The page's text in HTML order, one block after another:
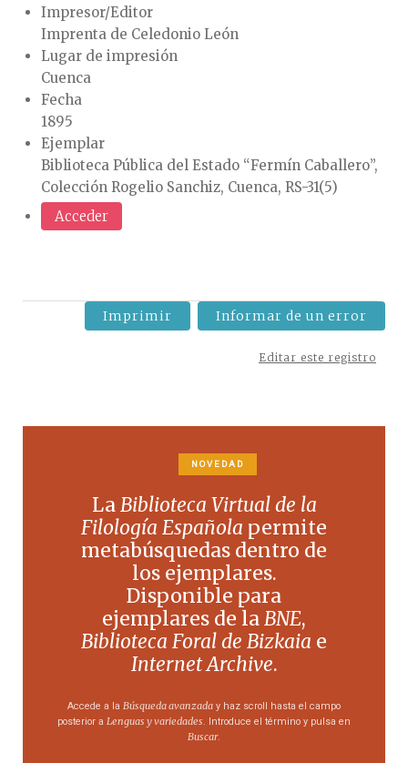
Impresor/Editor
Imprenta de Celedonio León
Lugar de impresión
Cuenca
Fecha
1895
Ejemplar
Biblioteca Pública del Estado “Fermín Caballero”,
Colección Rogelio Sanchiz, Cuenca, RS-31(5)
Acceder
Imprimir Informar de un error
Editar este registro
NOVEDAD
LaBiblioteca Virtual de la
Filología Española permite
metabúsquedas dentro de
los ejemplares.
Disponible para
ejemplares de laBNE,
Biblioteca Foral de Bizkaia e
Internet Archive.
Accede a la Búsqueda avanzada y haz scroll hasta el campo
posterior a Lenguas y variedades . Introduce el término y pulsa en
Buscar.